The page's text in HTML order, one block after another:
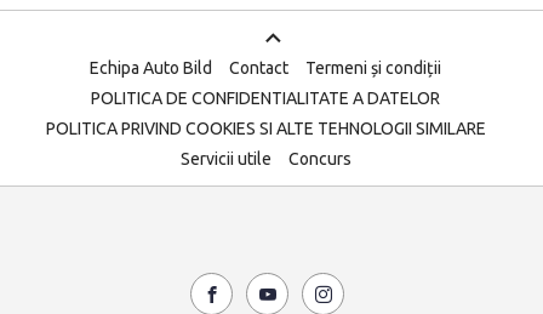
Echipa Auto Bild Contact
Termeni și condiții
POLITICA DE CONFIDENTIALITATE A DATELOR
POLITICA PRIVIND COOKIES SI ALTE TEHNOLOGII SIMILARE
Servicii utile
Concurs